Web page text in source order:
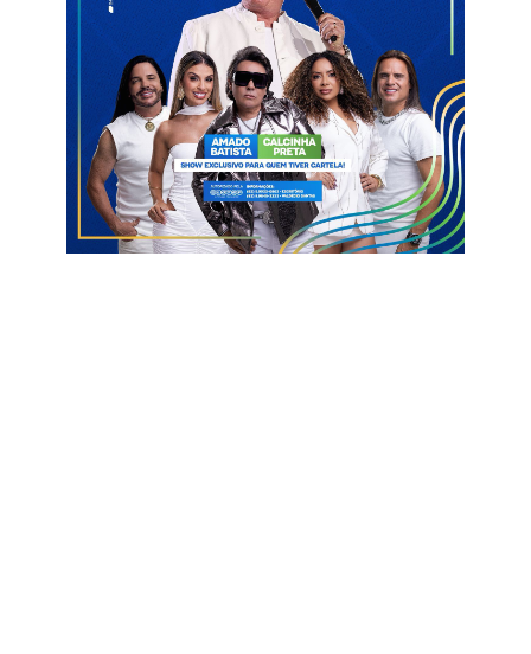
computadorizadas, 27 endoscopias e 17 ultrassonografias,
garantindo agilidade na investigação e condução dos casos
atendidos. Entre os principais motivos que levaram os
pacientes a procurar atendimento estiveram as queixas de dor,
com 55 registros, seguidas por tosse (32), aplicação de
medicação própria (29), infecções (23), cefaleia (21) e diarreia
(14). O hospital também atendeu 10 vítimas de sinistros de
trânsito, sendo nove delas envolvidas em acidentes com
motocicletas.